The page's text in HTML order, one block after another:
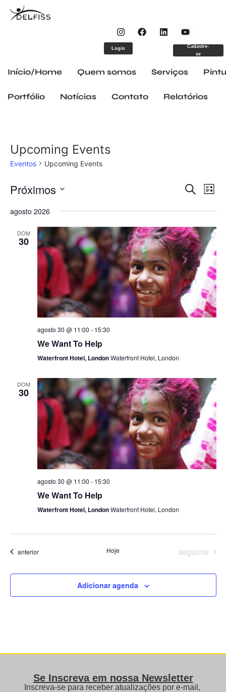
Login
Cadastre-
se
Início/Home Quem somos Serviços
Portfólio Notícias Contato Relatórios
Upcoming Events
Eventos Upcoming Events
e
de
de
Procurar
Lista
Próximos
a
data.
agosto 2026
DOM
30
agosto 30 @ 11:00 - 15:30
We Want To Help
Waterfront Hotel, LondonWaterfront Hotel, London
DOM
30
agosto 30 @ 11:00 - 15:30
We Want To Help
Waterfront Hotel, LondonWaterfront Hotel, London
Eventos
anterior Hoje Eventos
seguinte
Adicionar agenda
Se Inscreva em nossa Newsletter
Inscreva-se para receber atualizações por e-mail,